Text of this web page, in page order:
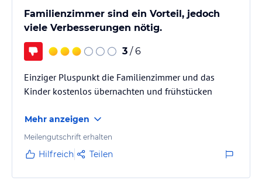
Familienzimmer sind ein Vorteil, jedoch
viele Verbesserungen nötig.
3 / 6
Einziger Pluspunkt die Familienzimmer und das
Kinder kostenlos übernachten und frühstücken
Mehr anzeigen
Meilengutschrift erhalten
Hilfreich Teilen